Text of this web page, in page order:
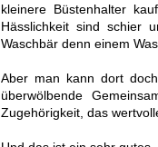
kleinere Büstenhalter
Hässlichkeit sind schier
Waschbär denn einem
Aber man kann dort
überwölbende
Zugehörigkeit, das